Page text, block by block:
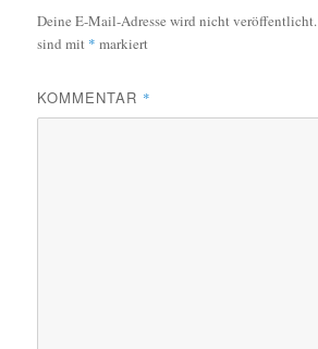
Deine E-Mail-Adresse wird nicht veröffentlicht.
sind mit * markiert
KOMMENTAR *